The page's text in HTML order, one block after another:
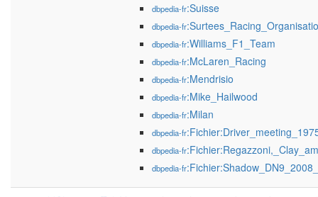
dbpedia-fr:Suisse
dbpedia-fr
dbpedia-fr:Williams_F1_Team
dbpedia-fr:McLaren_Racing
dbpedia-fr:Mendrisio
dbpedia-fr:Mike_Hailwood
dbpedia-fr:Milan
dbpedia-fr
dbpedia-fr
dbpedia-fr